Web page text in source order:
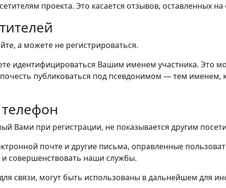
проекта. Это касается отзывов, оставленных на
а можете не регистрироваться.
идентифицироваться Вашим именем участника. Это
публиковаться под псевдонимом — тем именем,
Вами при регистрации, не показывается другим
почте и другие письма, оправленные
совершенствовать наши службы.
связи, могут быть использованы в дальнейшем для